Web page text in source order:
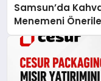
Samsun’da
Menemeni